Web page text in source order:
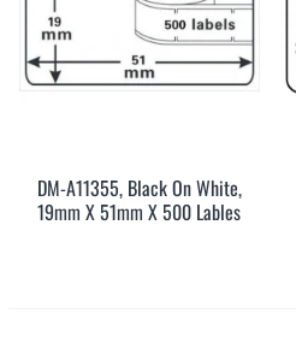
DM-A11355, Black On White,
19mm X 51mm X 500 Lables